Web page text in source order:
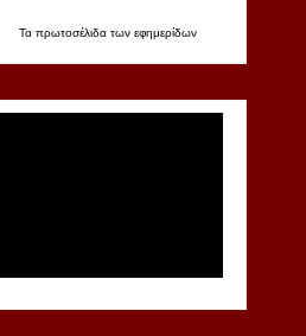
Τα πρωτοσέλιδα των εφημερίδων